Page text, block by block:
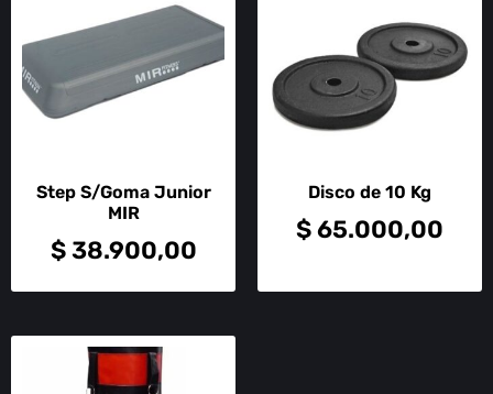
Step S/Goma Junior
MIR
$38.900,00
Disco de 10 Kg
$65.000,00